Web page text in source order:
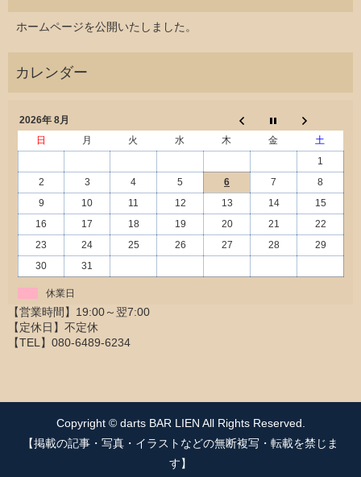
ホームページを公開いたしました。
2026年 8月
日
月 火 水 木 金
土
1
2
3 4 5 6 7
8
9
10 11 12 13 14
15
16
17 18 19 20 21
22
23
24 25 26 27 28
29
30
31
休業日
Copyright © darts BAR LIEN All Rights Reserved.
【掲載の記事・写真・イラストなどの無断複写・転載を禁じま
す】